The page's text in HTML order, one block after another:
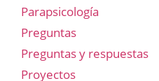
Parapsicología
Preguntas
Preguntas y respuestas
Proyectos